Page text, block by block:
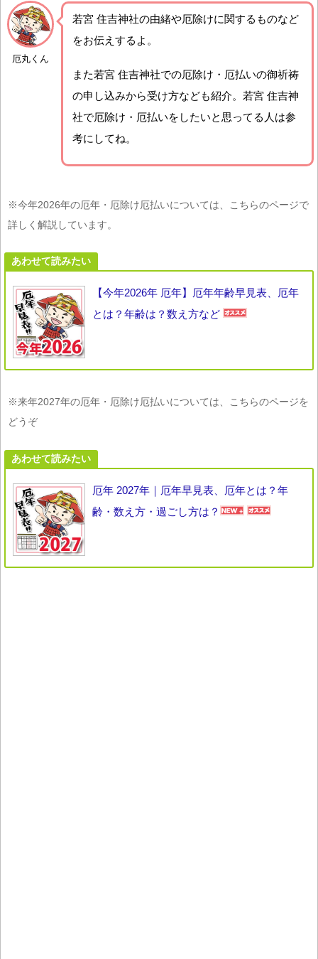
厄丸くん
若宮 住吉神社の由緒や厄除けに関するものなど
をお伝えするよ。
また若宮 住吉神社での厄除け・厄払いの御祈祷
の申し込みから受け方なども紹介。若宮 住吉神
社で厄除け・厄払いをしたいと思ってる人は参
考にしてね。
※今年2026年の厄年・厄除け厄払いについては、こちらのページで
詳しく解説しています。
あわせて読みたい
【今年2026年 厄年】厄年年齢早見表、厄年
とは？年齢は？数え方など
※来年2027年の厄年・厄除け厄払いについては、こちらのページを
どうぞ
あわせて読みたい
厄年 2027年｜厄年早見表、厄年とは？年
齢・数え方・過ごし方は？